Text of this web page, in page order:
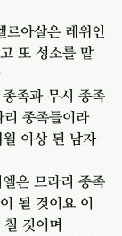
르아살은 레위인
또 성소를 맡
족과 무시 종족
종족들이라
이상 된 남자
은 므라리 종족
될 것이요 이
것이며